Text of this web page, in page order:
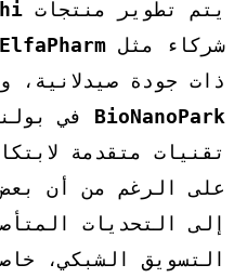
يتم تطوير منتجات
شركاء مثل ElfaPharm
ذات جودة صيدلانية،
BioNanoPark في
تقنيات متقدمة
على الرغم من أن بعض
إلى التحديات
التسويق الشبكي،